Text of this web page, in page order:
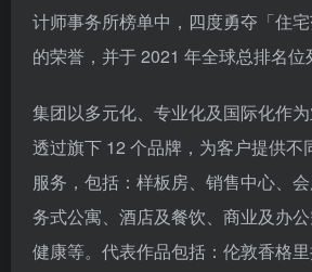
计师事务所榜单中，四度勇夺「住
的荣誉，并于 2021 年全球总排名位
集团以多元化、专业化及国际化作
透过旗下 12 个品牌，为客户提供不
服务，包括：样板房、销售中心、
务式公寓、酒店及餐饮、商业及办
健康等。代表作品包括：伦敦香格